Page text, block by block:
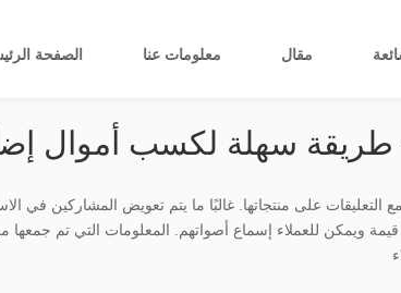
الصفحة معلومات عنا مقال
سهلة لكسب أموال
على منتجاتها. غالبًا ما يتم تعويض المشاركين في
ويمكن للعملاء إسماع أصواتهم. المعلومات التي تم